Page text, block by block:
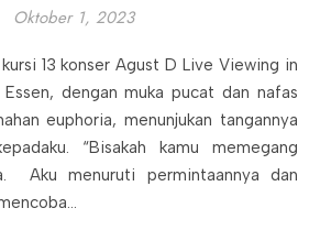
Oktober 1, 2023
dengan muka pucat dan nafas
euphoria, menunjukan tangannya
“Bisakah kamu memegang
Aku menuruti permintaannya dan